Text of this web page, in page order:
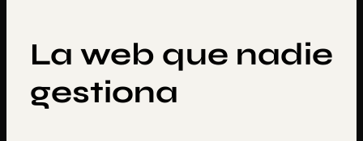
La web que nadie
gestiona